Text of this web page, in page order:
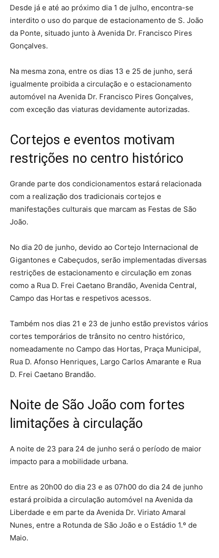
Desde já e até ao próximo dia 1 de julho, encontra-se
interdito o uso do parque de estacionamento de S. João
da Ponte, situado junto à Avenida Dr. Francisco Pires
Gonçalves.
Na mesma zona, entre os dias 13 e 25 de junho, será
igualmente proibida a circulação e o estacionamento
automóvel na Avenida Dr. Francisco Pires Gonçalves,
com exceção das viaturas devidamente autorizadas.
Cortejos e eventos motivam
restrições no centro histórico
Grande parte dos condicionamentos estará relacionada
com a realização dos tradicionais cortejos e
manifestações culturais que marcam as Festas de São
João.
No dia 20 de junho, devido ao Cortejo Internacional de
Gigantones e Cabeçudos, serão implementadas diversas
restrições de estacionamento e circulação em zonas
como a Rua D. Frei Caetano Brandão, Avenida Central,
Campo das Hortas e respetivos acessos.
Também nos dias 21 e 23 de junho estão previstos vários
cortes temporários de trânsito no centro histórico,
nomeadamente no Campo das Hortas, Praça Municipal,
Rua D. Afonso Henriques, Largo Carlos Amarante e Rua
D. Frei Caetano Brandão.
Noite de São João com fortes
limitações à circulação
A noite de 23 para 24 de junho será o período de maior
impacto para a mobilidade urbana.
Entre as 20h00 do dia 23 e as 07h00 do dia 24 de junho
estará proibida a circulação automóvel na Avenida da
Liberdade e em parte da Avenida Dr. Viriato Amaral
Nunes, entre a Rotunda de São João e o Estádio 1.º de
Maio.